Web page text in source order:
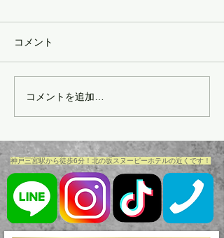
『感謝』ありがとうござ
います。
コメント
コメントを追加…
​神戸三宮駅から徒歩6分！北の坂スヌーピーホテルの近くです！​